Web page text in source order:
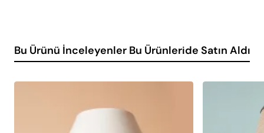
Ofis Ortamları: Profesyonel bir görünüm için
Peche Seramik Abajur'un teknik detayları aşağıdaki
Bu Ürünü İnceleyenler Bu Ürünleride Satın Aldı